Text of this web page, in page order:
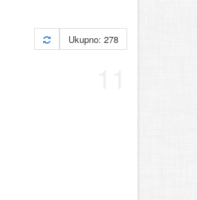
Ukupno: 278